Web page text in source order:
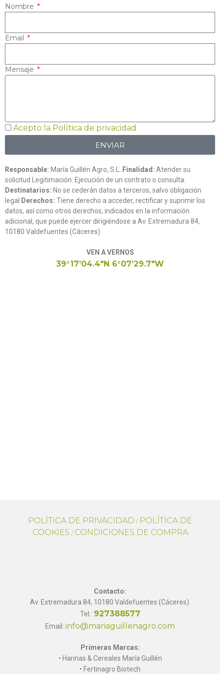
Nombre
Email
Mensaje
Acepto la Política de privacidad
ENVIAR
Responsable: María Guillén Agro, S.L. Finalidad: Atender su
solicitud Legitimación: Ejecución de un contrato o consulta.
Destinatarios: No se cederán datos a terceros, salvo obligación
legal
Derechos: Tiene derecho a acceder, rectificar y suprimir los
datos, así como otros derechos, indicados en la información
adicional, que puede ejercer dirigiéndose a Av. Extremadura 84,
10180 Valdefuentes (Cáceres)
VEN A VERNOS
39°17’04.4″N 6°07’29.7″W
POLÍTICA DE PRIVACIDAD / POLÍTICA DE
COOKIES / CONDICIONES DE COMPRA
Contacto:
Av. Extremadura 84, 10180 Valdefuentes (Cáceres).
Tel.: 927388577
Email: info@mariaguillenagro.com
Primeras Marcas:
• Harinas & Cereales María Guillén
• Fertinagro Biotech